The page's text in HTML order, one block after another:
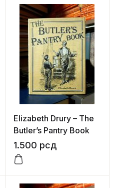
Elizabeth Drury – The
Butler’s Pantry Book
1.500 рсд